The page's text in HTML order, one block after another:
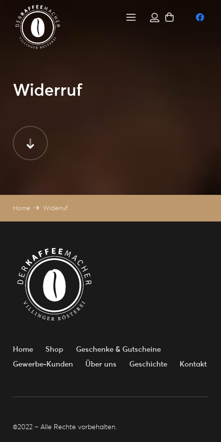
Widerruf
Home Widerruf
Home Shop
Geschenke & Gutscheine
Gewerbe-Kunden
Über uns Geschichte Kontakt
©2022 – Alle Rechte vorbehalten.